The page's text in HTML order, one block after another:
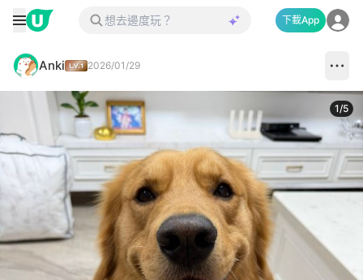
下載App
Anki 2026/01/29
1/5